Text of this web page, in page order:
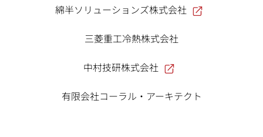
綿半ソリューションズ株式会社
三菱重工冷熱株式会社
中村技研株式会社
有限会社コーラル・アーキテクト